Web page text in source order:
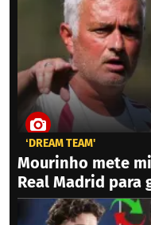
‘DREAM TEAM'
Mourinho mete
Real Madrid para